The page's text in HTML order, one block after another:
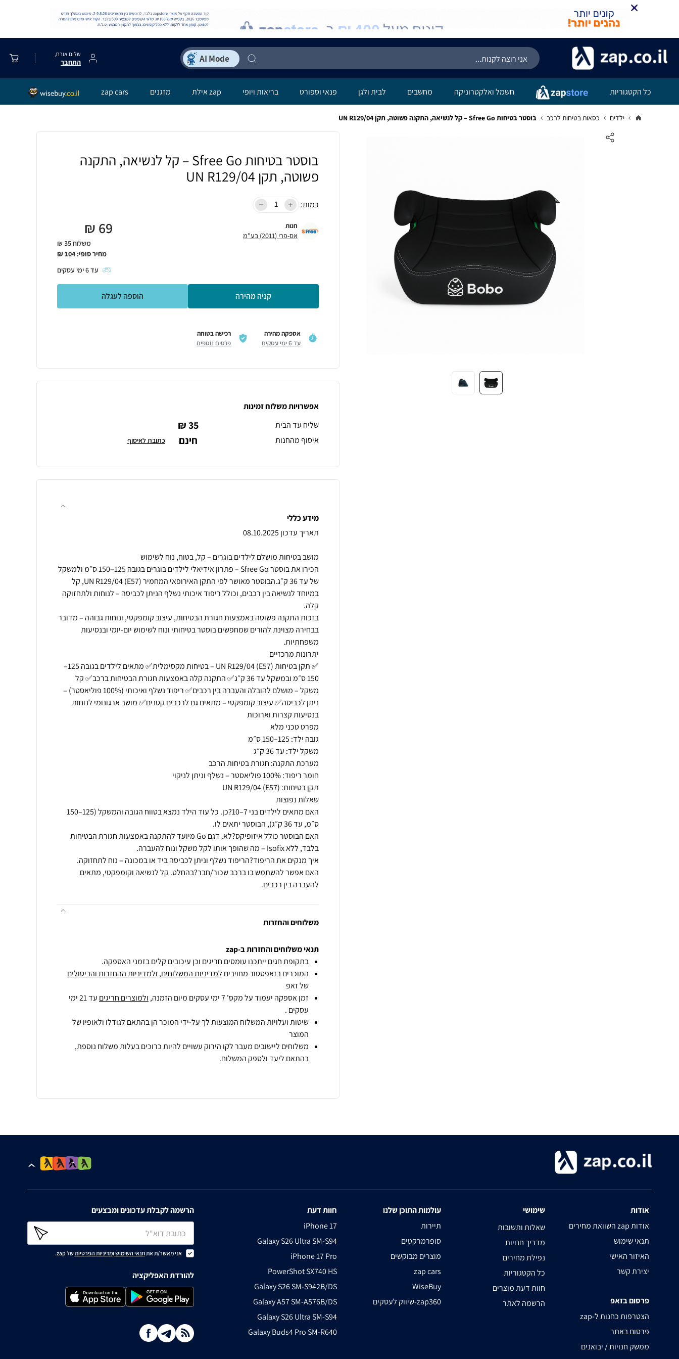
שלום אורח,
התחבר
כל הקטגוריות חשמל ואלקטרוניקה מחשבים לבית ולגן פנאי וספורט בריאות ויופי zap אילת מזגנים zap cars
ילדים כסאות בטיחות לרכב בוסטר בטיחות Sfree Go – קל לנשיאה, התקנה פשוטה, תקן UN R129/04
בוסטר בטיחות Sfree Go – קל לנשיאה, התקנה
פשוטה, תקן UN R129/04
כמות:
חנות
אס-פרי (2011) בע"מ 69
₪
משלוח 35 ₪
מחיר סופי: 104
₪
עד6ימי עסקים
קניה מהירה הוספה לעגלה
אספקה מהירה
עד 6 ימי עסקים
רכישה בטוחה
פרטים נוספים
אפשרויות משלוח זמינות
שליח עד הבית
35 ₪
איסוף מהחנות חינם כתובת לאיסוף
מידע כללי
הכירו את בוסטר Sfree Go – פתרון אידיאלי לילדים בוגרים בגובה 125–150 ס״מ ולמשקל
של עד 36 ק״ג.הבוסטר מאושר לפי התקן האירופאי המחמיר UN R129/04 (E57), קל
במיוחד לנשיאה בין רכבים, וכולל ריפוד איכותי נשלף הניתן לכביסה – לנוחות ולתחזוקה
בזכות התקנה פשוטה באמצעות חגורת הבטיחות, עיצוב קומפקטי, ונוחות גבוהה – מדובר
בבחירה מצוינת להורים שמחפשים בוסטר בטיחותי ונוח לשימוש יום-יומי ובנסיעות
✅ תקן בטיחות UN R129/04 (E57) – בטיחות מקסימלית✅ מתאים לילדים בגובה 125–
150 ס״מ ובמשקל עד 36 ק״ג✅ התקנה קלה באמצעות חגורת הבטיחות ברכב✅ קל
משקל – מושלם להובלה והעברה בין רכבים✅ ריפוד נשלף ואיכותי (100% פוליאסטר) –
ניתן לכביסה✅ עיצוב קומפקטי – מתאים גם לרכבים קטנים✅ מושב ארגונומי לנוחות
האם מתאים לילדים בני 7–10?כן. כל עוד הילד נמצא בטווח הגובה והמשקל (125–150
האם הבוסטר כולל איזופיקס?לא. דגם Go מיועד להתקנה באמצעות חגורת הבטיחות
האם אפשר להשתמש בו ברכב שכור/חבר?בהחלט. קל לנשיאה וקומפקטי, מתאים
להעברה בין רכבים.
משלוחים והחזרות
תנאי משלוחים והחזרות ב-zap
בתקופת חגים ייתכנו עומסים חריגים וכן עיכובים קלים בזמני האספקה.
המוכרים בזאפסטור מחויבים למדיניות המשלוחים, ולמדיניות ההחזרות והביטולים
של זאפ
זמן אספקה יעמוד על מקס' 7 ימי עסקים מיום הזמנה,
ולמוצרים חריגים
עד 21 ימי
עסקים .
שיטות ועלויות המשלוח המוצעות לך על-ידי המוכר הן בהתאם לגודלו ולאופיו של
המוצר
משלוחים ליישובים מעבר לקו הירוק עשויים להיות כרוכים בעלות משלוח נוספת,
בהתאם ליעד ולספק המשלוח.
אודות
השוואת מחירים zap אודות
תנאי שימוש
האיזור האישי
יצירת קשר
פרסום בזאפ
zap-הצטרפות כחנות ל
פרסום באתר
ממשק חנויות / יבואנים
שימושי
שאלות ותשובות
מדריך חנויות
נפילת מחירים
כל הקטגוריות
חוות דעת מוצרים
הרשמה לאתר
עולמות התוכן שלנו
תיירות
סופרמרקטים
מוצרים מבוקשים
zap cars
WiseBuy
שיווק לעסקים-zap360
חוות דעת
iPhone 17
Galaxy S26 Ultra SM-S94
iPhone 17 Pro
PowerShot SX740 HS
Galaxy S26 SM-S942B/DS
Galaxy A57 SM-A576B/DS
Galaxy S26 Ultra SM-S94
Galaxy Buds4 Pro SM-R640
הרשמה לקבלת עדכונים ומבצעים
אני מאשר/ת אתתנאי השימושומדיניות הפרטיותשל zap.
להורדת האפליקציה